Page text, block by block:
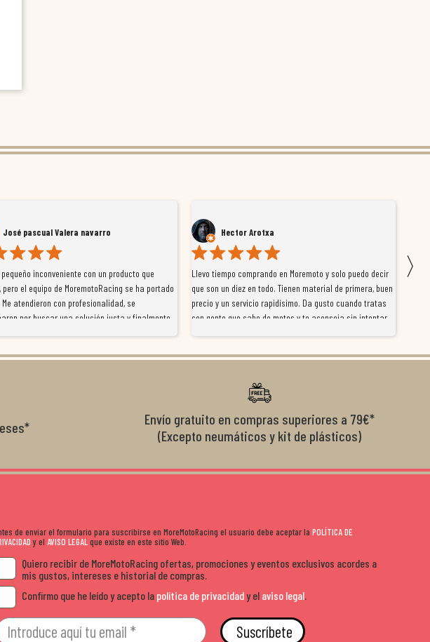
José pascual Valera navarro
pequeño inconveniente con un producto que
pero el equipo de MoremotoRacing se ha portado
Me atendieron con profesionalidad, se
por buscar una solución justa y finalmente
y me ofrecieron unas condiciones de
Hector Arotxa
Llevo tiempo comprando en Moremoto y solo puedo decir
que son un diez en todo. Tienen material de primera, buen
precio y un servicio rapidísimo. Da gusto cuando tratas
con gente que sabe de motos y te aconseja sin intentar
el cliente y que disfrutan lo que hacen. Si te gusta la
sitio. Calidad, rapidez y buen rollo. ??️
años
〉
Envío gratuito en compras superiores a 79€*
(Excepto neumáticos y kit de plásticos)
de enviar el formulario para suscribirse en MoreMotoRacing el usuario debe aceptar la POLÍTICA DE
y el AVISO LEGALque existe en este sitio Web.
Quiero recibir de MoreMotoRacing ofertas, promociones y eventos exclusivos acordes a
mis gustos, intereses e historial de compras.
Confirmo que he leído y acepto la política de privacidady el aviso legal.
Suscríbete